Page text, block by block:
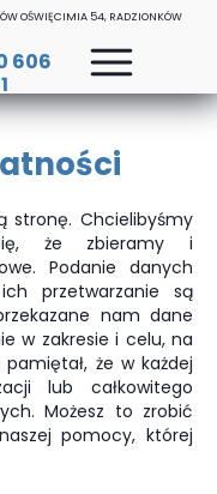
606
OŚWIĘCIMIA 54, RADZIONKÓW
stronę. Chcielibyśmy
że zbieramy i
Podanie danych
przetwarzanie są
nam dane
w zakresie i celu, na
że w każdej
lub całkowitego
Możesz to zrobić
pomocy, której